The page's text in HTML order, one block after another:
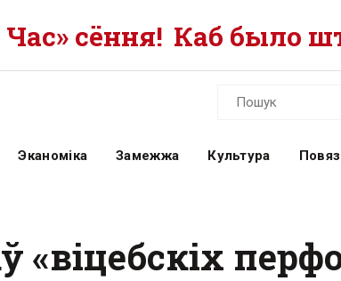
сёння! Каб было
Эканоміка Замежжа Культура
«віцебскіх